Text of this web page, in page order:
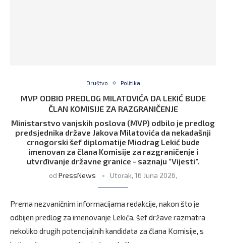
Društvo Politika
MVP ODBIO PREDLOG MILATOVIĆA DA LEKIĆ BUDE
ČLAN KOMISIJE ZA RAZGRANIČENJE
Ministarstvo vanjskih poslova (MVP) odbilo je predlog
predsjednika države Jakova Milatovića da nekadašnji
crnogorski šef diplomatije Miodrag Lekić bude
imenovan za člana Komisije za razgraničenje i
utvrđivanje državne granice - saznaju “Vijesti”.
od PressNews Utorak, 16 Juna 2026,
Prema nezvaničnim informacijama redakcije, nakon što je
odbijen predlog za imenovanje Lekića, šef države razmatra
nekoliko drugih potencijalnih kandidata za člana Komisije, s